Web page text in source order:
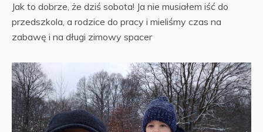
Jak to dobrze, że dziś sobota! Ja nie musiałem iść do
przedszkola, a rodzice do pracy i mieliśmy czas na
zabawę i na długi zimowy spacer